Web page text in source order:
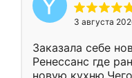
3 августа
Заказала себе
Ренессанс где
новую